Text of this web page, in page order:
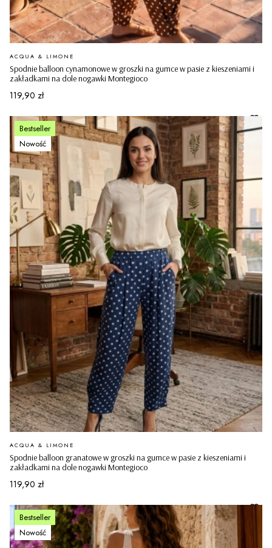
Spodnie balloon cynamonowe w groszki na gumce w pasie z kieszeniami i
zakładkami na dole nogawki Montegioco
PRODUCENT
ACQUA & LIMONE
Cena
119,90 zł
Bestseller
Nowość
Spodnie balloon granatowe w groszki na gumce w pasie z kieszeniami i
zakładkami na dole nogawki Montegioco
PRODUCENT
ACQUA & LIMONE
Cena
119,90 zł
Bestseller
Nowość